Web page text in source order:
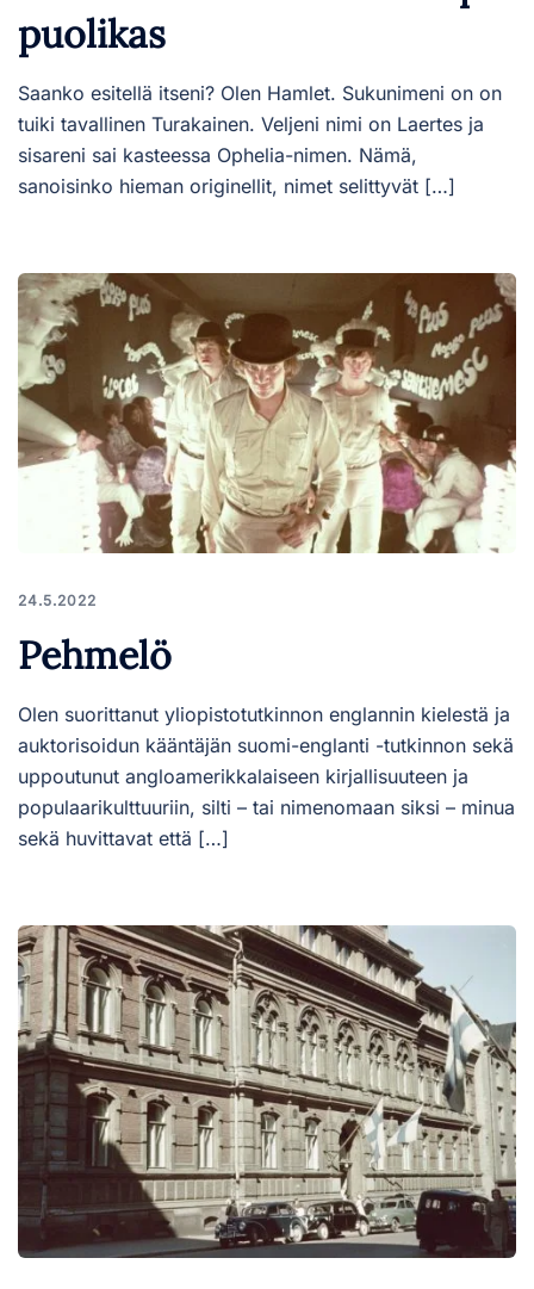
puolikas
Saanko esitellä itseni? Olen Hamlet. Sukunimeni on on
tuiki tavallinen Turakainen. Veljeni nimi on Laertes ja
sisareni sai kasteessa Ophelia-nimen. Nämä,
sanoisinko hieman originellit, nimet selittyvät […]
24.5.2022
Pehmelö
Olen suorittanut yliopistotutkinnon englannin kielestä ja
auktorisoidun kääntäjän suomi-englanti -tutkinnon sekä
uppoutunut angloamerikkalaiseen kirjallisuuteen ja
populaarikulttuuriin, silti – tai nimenomaan siksi – minua
sekä huvittavat että […]